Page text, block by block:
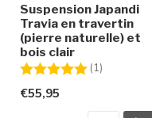
Suspension Japandi
Travia en travertin
(pierre naturelle) et
bois clair
Note:
(1)
€55,95